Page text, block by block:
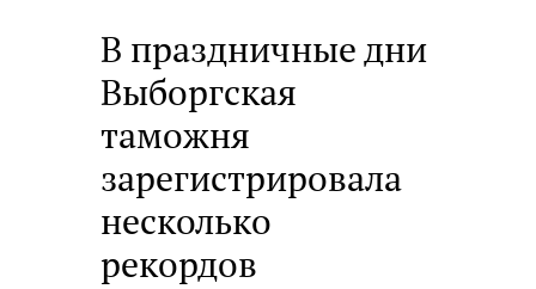
В праздничные дни
Выборгская
таможня
зарегистрировала
несколько
рекордов